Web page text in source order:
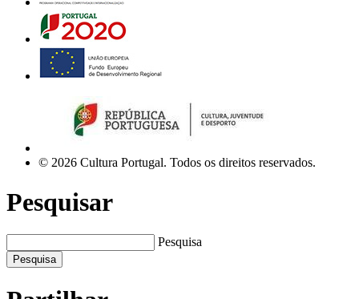
© 2026 Cultura Portugal. Todos os direitos reservados.
Pesquisar
Pesquisa
Pesquisa